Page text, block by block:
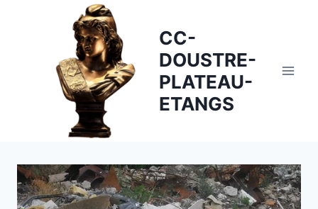
CC-
DOUSTRE-
PLATEAU-
ETANGS